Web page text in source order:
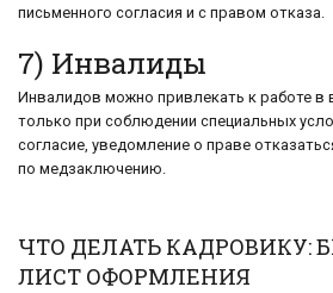
письменного согласия и с правом отказа.
7) Инвалиды
Инвалидов можно привлекать к работе в
только при соблюдении специальных
согласие, уведомление о праве
по медзаключению.
ЧТО ДЕЛАТЬ КАДРОВИКУ:
ЛИСТ ОФОРМЛЕНИЯ